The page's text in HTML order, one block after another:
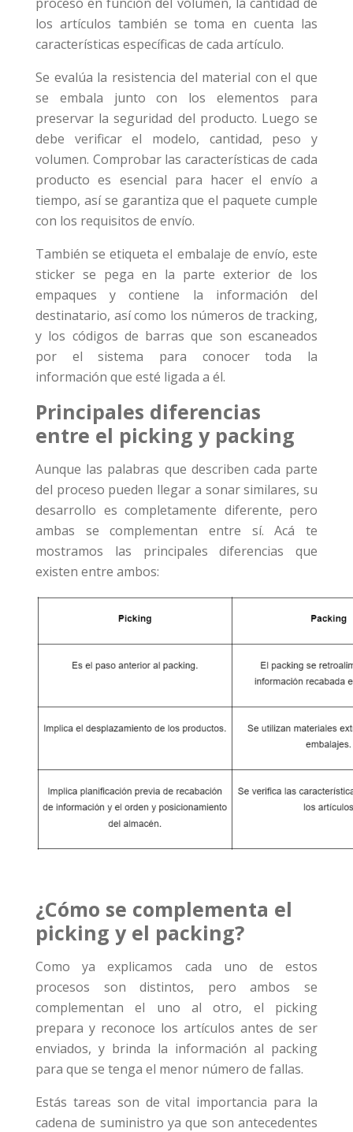
los artículos también se toma en cuenta las
características específicas de cada artículo.
Se evalúa la resistencia del material con el que
se embala junto con los elementos para
preservar la seguridad del producto. Luego se
debe verificar el modelo, cantidad, peso y
volumen. Comprobar las características de cada
producto es esencial para hacer el envío a
tiempo, así se garantiza que el paquete cumple
con los requisitos de envío.
También se etiqueta el embalaje de envío, este
sticker se pega en la parte exterior de los
empaques y contiene la información del
destinatario, así como los números de tracking,
y los códigos de barras que son escaneados
por el sistema para conocer toda la
información que esté ligada a él.
Principales diferencias
entre el picking y packing
Aunque las palabras que describen cada parte
del proceso pueden llegar a sonar similares, su
desarrollo es completamente diferente, pero
ambas se complementan entre sí. Acá te
mostramos las principales diferencias que
existen entre ambos:
¿Cómo se complementa el
picking y el packing?
Como ya explicamos cada uno de estos
procesos son distintos, pero ambos se
complementan el uno al otro, el picking
prepara y reconoce los artículos antes de ser
enviados, y brinda la información al packing
para que se tenga el menor número de fallas.
Estás tareas son de vital importancia para la
cadena de suministro ya que son antecedentes